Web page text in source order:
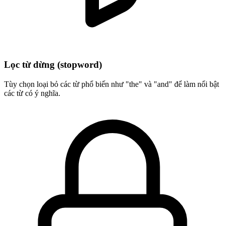
Lọc từ dừng (stopword)
Tùy chọn loại bỏ các từ phổ biến như "the" và "and" để làm nổi bật
các từ có ý nghĩa.